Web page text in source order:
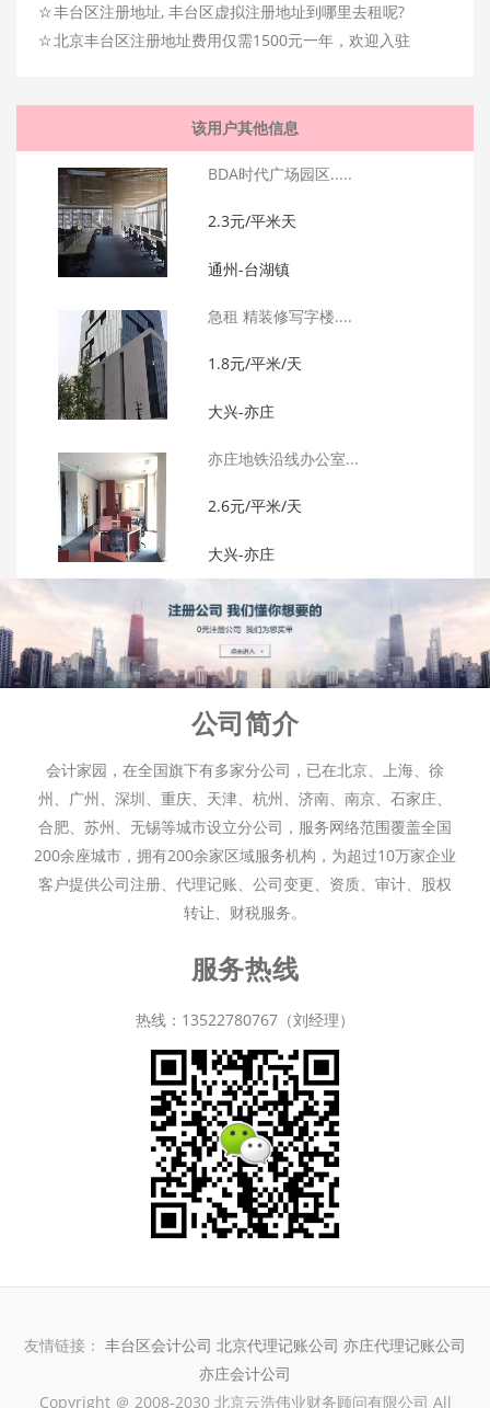
☆丰台区注册地址, 丰台区虚拟注册地址到哪里去租呢?
☆北京丰台区注册地址费用仅需1500元一年，欢迎入驻
该用户其他信息
BDA时代广场园区.....
2.3元/平米天
通州-台湖镇
急租 精装修写字楼....
1.8元/平米/天
大兴-亦庄
亦庄地铁沿线办公室...
2.6元/平米/天
大兴-亦庄
公司简介
会计家园，在全国旗下有多家分公司，已在北京、上海、徐
州、广州、深圳、重庆、天津、杭州、济南、南京、石家庄、
合肥、苏州、无锡等城市设立分公司，服务网络范围覆盖全国
200余座城市，拥有200余家区域服务机构，为超过10万家企业
客户提供公司注册、代理记账、公司变更、资质、审计、股权
转让、财税服务。
服务热线
热线：13522780767（刘经理）
友情链接： 丰台区会计公司 北京代理记账公司 亦庄代理记账公司
亦庄会计公司
Copyright ＠ 2008-2030 北京云浩伟业财务顾问有限公司 All